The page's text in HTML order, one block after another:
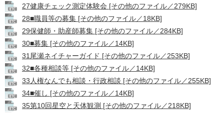
27健康チェック測定体験会 [その他のファイル／279KB]
28■職員等の募集 [その他のファイル／18KB]
29保健師・助産師募集 [その他のファイル／284KB]
30■募集 [その他のファイル／14KB]
31尾瀬ネイチャーガイド [その他のファイル／253KB]
32■各種相談等 [その他のファイル／14KB]
33人権なんでも相談・行政相談 [その他のファイル／255KB]
34■催し [その他のファイル／14KB]
35第10回星空と天体観測 [その他のファイル／218KB]